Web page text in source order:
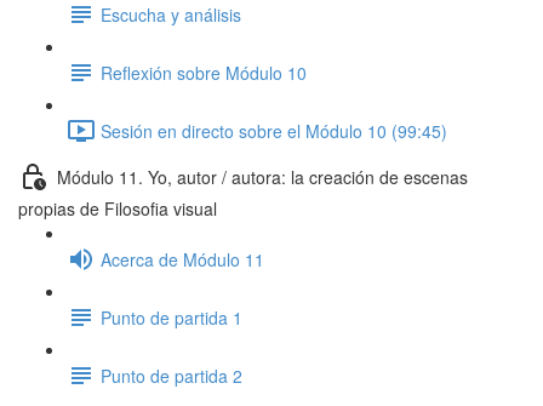
Escucha y análisis
Reflexión sobre Módulo 10
Sesión en directo sobre el Módulo 10 (99:45)
Módulo 11. Yo, autor / autora: la creación de escenas
propias de Filosofia visual
Acerca de Módulo 11
Punto de partida 1
Punto de partida 2